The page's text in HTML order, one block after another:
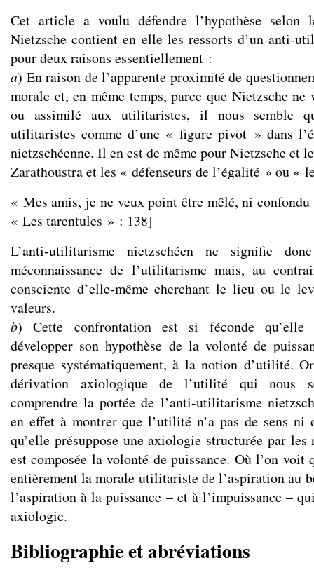
Cet article a voulu défendre l’hypothèse selon
Nietzsche contient en elle les ressorts d’un anti-
pour deux raisons essentiellement :
a) En raison de l’apparente proximité de
morale et, en même temps, parce que Nietzsche ne
ou assimilé aux utilitaristes, il nous semble
utilitaristes comme d’une « figure pivot » dans
nietzschéenne. Il en est de même pour Nietzsche et
Zarathoustra et les « défenseurs de l’égalité » ou «
« Mes amis, je ne veux point être mêlé, ni confondu
« Les tarentules » : 138]
L’anti-utilitarisme nietzschéen ne signifie
méconnaissance de l’utilitarisme mais, au
consciente d’elle-même cherchant le lieu ou le
valeurs.
b) Cette confrontation est si féconde qu’elle
développer son hypothèse de la volonté de
presque systématiquement, à la notion d’utilité.
dérivation axiologique de l’utilité qui nous
comprendre la portée de l’anti-utilitarisme
en effet à montrer que l’utilité n’a pas de sens
qu’elle présuppose une axiologie structurée par
est composée la volonté de puissance. Où l’on voit
entièrement la morale utilitariste de l’aspiration au
l’aspiration à la puissance – et à l’impuissance –
axiologie.
Bibliographie et abréviations